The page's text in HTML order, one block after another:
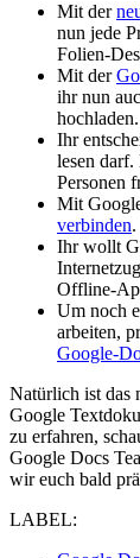
Mit der
nun jede
Folien-
Mit der
ihr nun
hochladen.
Ihr
lesen
Personen
Mit
verbinden
Ihr wollt
Offline-
Um noch
arbeiten,
Google-
Natürlich ist das
Google
zu erfahren,
Google Docs
wir euch bald
LABEL: